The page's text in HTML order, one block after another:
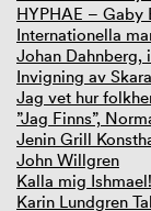
HYPHAE – Gaby
Internationella
Johan Dahnberg,
Invigning av
Jag vet hur
”Jag Finns”,
Jenin Grill
John Willgren
Kalla mig Ishmael!
Karin Lundgren